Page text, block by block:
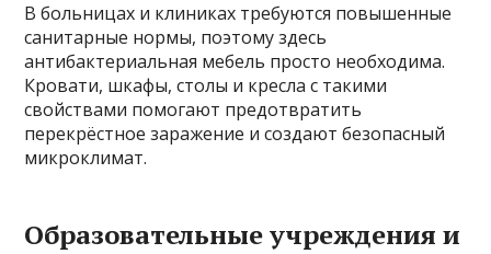
В больницах и клиниках требуются повышенные
санитарные нормы, поэтому здесь
антибактериальная мебель просто необходима.
Кровати, шкафы, столы и кресла с такими
свойствами помогают предотвратить
перекрёстное заражение и создают безопасный
микроклимат.
Образовательные учреждения и